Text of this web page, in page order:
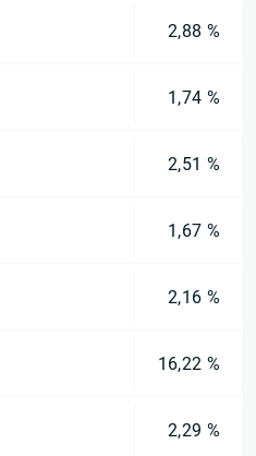
2,88 %
1,74 %
2,51 %
1,67 %
2,16 %
16,22 %
2,29 %